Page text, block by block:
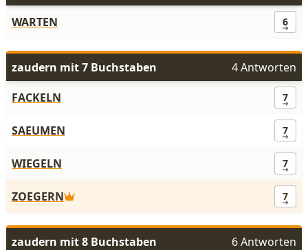
WARTEN
6
zaudern mit 7 Buchstaben
4 Antworten
FACKELN
7
SAEUMEN 7
WIEGELN 7
ZOEGERN 7
zaudern mit 8 Buchstaben
6 Antworten